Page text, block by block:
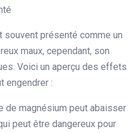
souvent présenté comme un
maux, cependant, son
Voici un aperçu des effets
engendrer :
de magnésium peut abaisser
peut être dangereux pour